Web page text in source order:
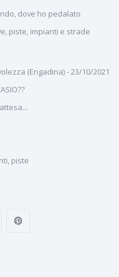
dove ho pedalato
piste, impianti e strade
(Engadina) - 23/10/2021
piste